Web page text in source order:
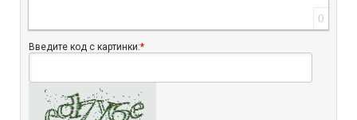
0
Введите код с картинки:*